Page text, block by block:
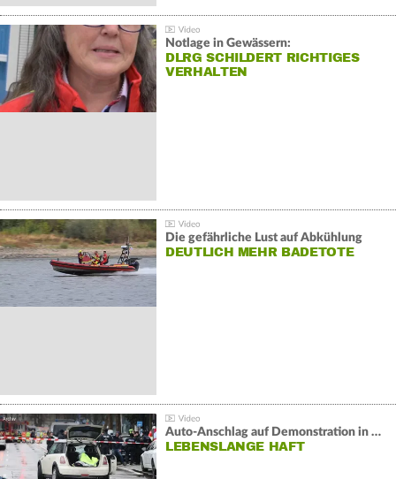
Notlage in Gewässern:
DLRG SCHILDERT RICHTIGES
VERHALTEN
Die gefährliche Lust auf Abkühlung
DEUTLICH MEHR BADETOTE
Auto-Anschlag auf Demonstration in München:
LEBENSLANGE HAFT